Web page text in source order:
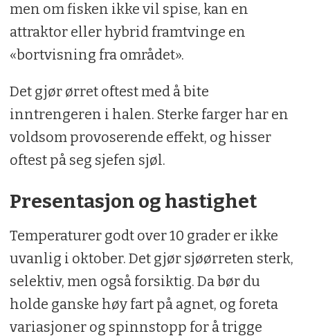
men om fisken ikke vil spise, kan en
attraktor eller hybrid framtvinge en
«bortvisning fra området».
Det gjør ørret oftest med å bite
inntrengeren i halen. Sterke farger har en
voldsom provoserende effekt, og hisser
oftest på seg sjefen sjøl.
Presentasjon og hastighet
Temperaturer godt over 10 grader er ikke
uvanlig i oktober. Det gjør sjøørreten sterk,
selektiv, men også forsiktig. Da bør du
holde ganske høy fart på agnet, og foreta
variasjoner og spinnstopp for å trigge